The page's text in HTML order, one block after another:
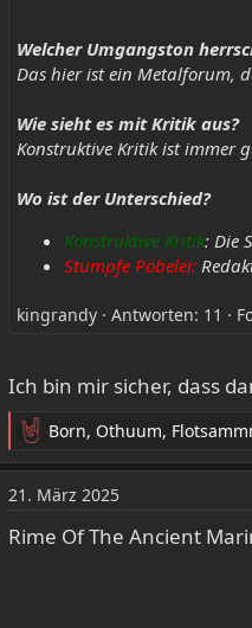
Welcher Umgangston
Das hier ist ein Metalforum,
Wie sieht es mit Kritik aus?
Konstruktive Kritik ist immer
Wo ist der Unterschied?
Konstruktive Kritik: Die
Stumpfe Pöbelei:
kingrandy Antworten: 11
Ich bin mir sicher, dass
R
e
a
k
t
Born, Othuum,
21. März 2025
Rime Of The Ancient